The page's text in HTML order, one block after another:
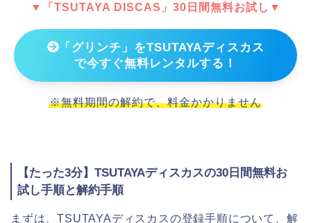
▼「TSUTAYA DISCAS」30日間無料お試し▼
「グリンチ」をTSUTAYAディスカス
で今すぐ無料レンタルする！
※無料期間の解約で、料金かかりません
【たった3分】TSUTAYAディスカスの30日間無料お
試し手順と解約手順
まずは、TSUTAYAディスカスの登録手順について、解